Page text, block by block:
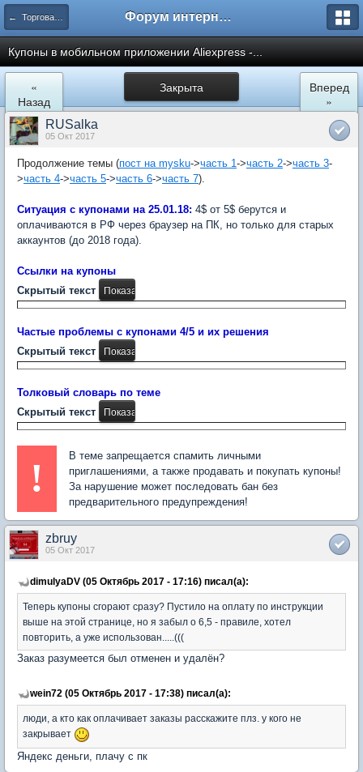
← Торговая площадка AliExpress Форум интернет покупателей
Купоны в мобильном приложении Aliexpress -...
Закрыта
«
Назад
Вперед
»
RUSalka
05 Окт 2017
Продолжение темы (пост на mysku->часть 1->часть 2->часть 3-
>часть 4->часть 5->часть 6->часть 7).
Ситуация с купонами на 25.01.18: 4$ от 5$ берутся и
оплачиваются в РФ через браузер на ПК, но только для старых
аккаунтов (до 2018 года).
Ссылки на купоны
Скрытый текст
Частые проблемы с купонами 4/5 и их решения
Скрытый текст
Толковый словарь по теме
Скрытый текст
!
В теме запрещается спамить личными
приглашениями, а также продавать и покупать купоны!
За нарушение может последовать бан без
предварительного предупреждения!
zbruy
05 Окт 2017
dimulyaDV (05 Октябрь 2017 - 17:16) писал(а):
Теперь купоны сгорают сразу? Пустило на оплату по инструкции
выше на этой странице, но я забыл о 6,5 - правиле, хотел
повторить, а уже использован.....(((
Заказ разумеется был отменен и удалён?
wein72 (05 Октябрь 2017 - 17:38) писал(а):
люди, а кто как оплачивает заказы расскажите плз. у кого не
закрывает
Яндекс деньги, плачу с пк